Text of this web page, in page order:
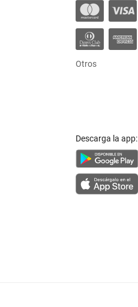
Otros
Descarga la app: